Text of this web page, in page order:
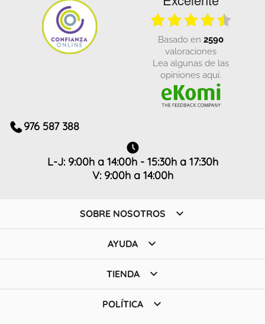
basado en 2590
valoraciones
Lea algunas de las
opiniones aquí.
976 587 388
L-J: 9:00h a 14:00h - 15:30h a 17:30h
V: 9:00h a 14:00h
SOBRE NOSOTROS 
AYUDA 
TIENDA 
POLÍTICA 